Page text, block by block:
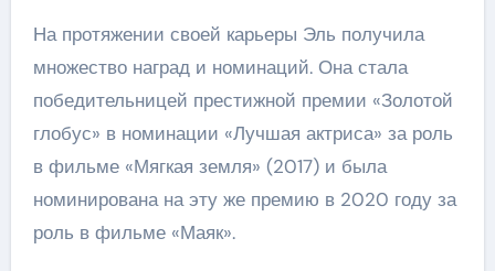
На протяжении своей карьеры Эль получила
множество наград и номинаций. Она стала
победительницей престижной премии «Золотой
глобус» в номинации «Лучшая актриса» за роль
в фильме «Мягкая земля» (2017) и была
номинирована на эту же премию в 2020 году за
роль в фильме «Маяк».